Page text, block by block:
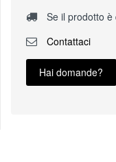
Se il prodotto
Contattaci
Hai domande?